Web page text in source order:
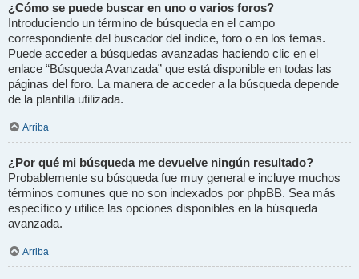
¿Cómo se puede buscar en uno o varios foros?
Introduciendo un término de búsqueda en el campo
correspondiente del buscador del índice, foro o en los temas.
Puede acceder a búsquedas avanzadas haciendo clic en el
enlace “Búsqueda Avanzada” que está disponible en todas las
páginas del foro. La manera de acceder a la búsqueda depende
de la plantilla utilizada.
Arriba
¿Por qué mi búsqueda me devuelve ningún resultado?
Probablemente su búsqueda fue muy general e incluye muchos
términos comunes que no son indexados por phpBB. Sea más
específico y utilice las opciones disponibles en la búsqueda
avanzada.
Arriba